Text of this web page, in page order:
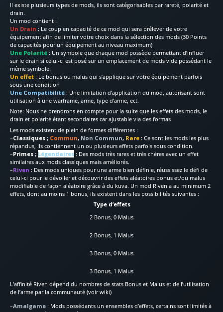
Il existe plusieurs types de mods, ils sont catégorisables par rareté, polarité et
drain.
Un mod contient :
Un Drain : Le coup en capacité de ce mod qui sera prélever de votre
équipement afin de limiter votre choix dans la sélection des mods (30 Points
de capacités pour un équipement au niveau maximum)
Une Polarité : Un symbole que chaque mod possède permettant d’influer
sur le drain si celui-ci est posé sur un emplacement de mods vide possédant le
même symbole.
Un effet : Le bonus ou malus qui s’applique sur votre équipement parfois
sous une condition
Une Compatibilité : Une limitation d’application du mod, autorisant sont
utilisation à une warframe, arme, type d’arme, ect.
Note: Nous ne prendrons en compte pour la suite que les effets des mods, le
drain et polarité étant secondaires car ajustable via des formas
Les mods existent de plein de formes différentes :
–Classiques ; Commun, Non Commun, Rare : Ce sont les mods les plus
répandus, ils contiennent un ou plusieurs effets parfois sous condition.
–Primes ; Légendaires : Des mods très rares et très chères avec un effet
similaires aux mods classiques mais améliorés.
–Riven : Des mods uniques pour une arme bien définie, réussissez le défi de
celui-ci pour le dévoiler et découvrir des effets aléatoires bonus et/ou malus
modifiable de façon aléatoire grâce à du kuva. Un mod Riven a au minimum 2
effets, dont au moins 1 bonus, ils existent dans les possibilités suivantes :
Type d’effets
2 Bonus, 0 Malus
2 Bonus, 1 Malus
3 Bonus, 0 Malus
3 Bonus, 1 Malus
L’affinité Riven dépend du nombres de stats Bonus et Malus et de l’utilisation
de l’arme par la communauté (voir wiki)
–Amalgame : Mods possédants un ensembles d’effets, certains sont limités à